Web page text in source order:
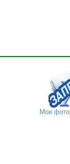
Мои фото